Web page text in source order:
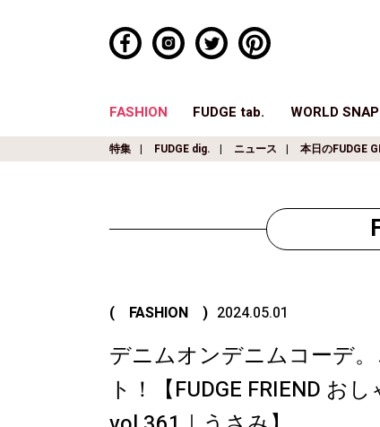
FASHION FUDGE tab. WORLD SNAP
特集 FUDGE dig. ニュース 本日のFUDGE
( FASHION ) 2024.05.01
デニムオンデニムコーデ
ト！【FUDGE FRIEND お